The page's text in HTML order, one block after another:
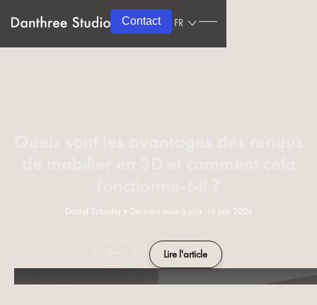
Contact FR
Daniel Schuster • Dernière mise à jour :16 juin 2026
Lire l'article